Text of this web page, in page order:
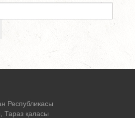
Республикасы
қаласы